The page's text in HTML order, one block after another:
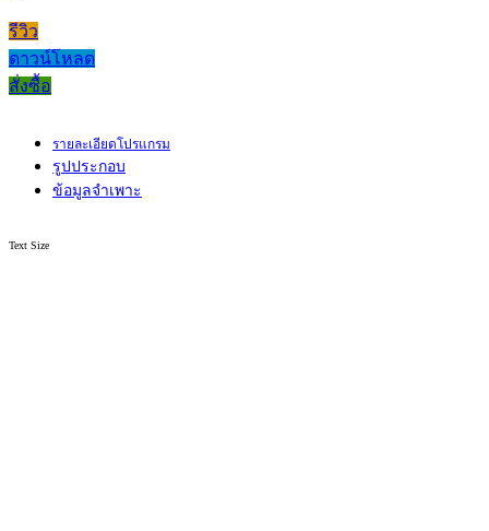
รีวิว
ดาวน์โหลด
สั่งซื้อ
รายละเอียดโปรแกรม
รูปประกอบ
ข้อมูลจำเพาะ
Text Size